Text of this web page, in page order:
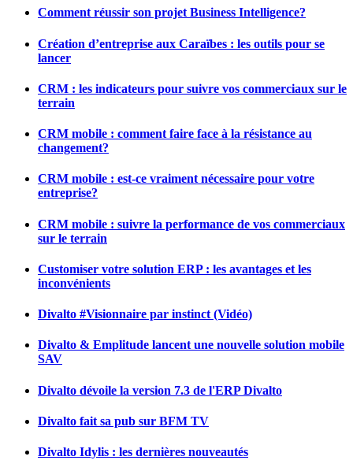
Comment réussir son projet Business Intelligence?
Création d’entreprise aux Caraïbes : les outils pour se
lancer
CRM : les indicateurs pour suivre vos commerciaux sur le
terrain
CRM mobile : comment faire face à la résistance au
changement?
CRM mobile : est-ce vraiment nécessaire pour votre
entreprise?
CRM mobile : suivre la performance de vos commerciaux
sur le terrain
Customiser votre solution ERP : les avantages et les
inconvénients
Divalto #Visionnaire par instinct (Vidéo)
Divalto & Emplitude lancent une nouvelle solution mobile
SAV
Divalto dévoile la version 7.3 de l'ERP Divalto
Divalto fait sa pub sur BFM TV
Divalto Idylis : les dernières nouveautés